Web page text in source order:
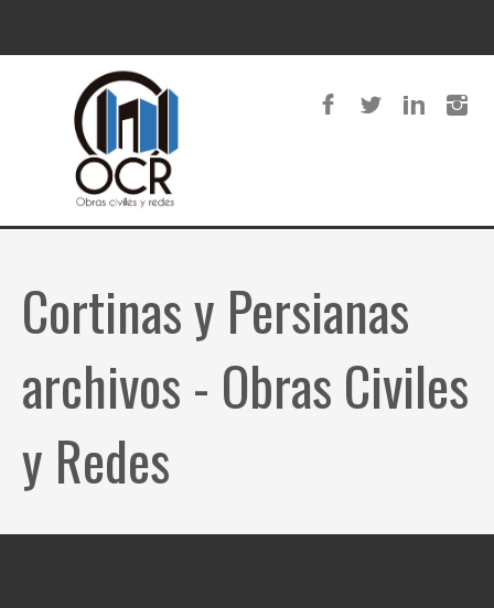
Cortinas y Persianas
archivos - Obras Civiles
y Redes